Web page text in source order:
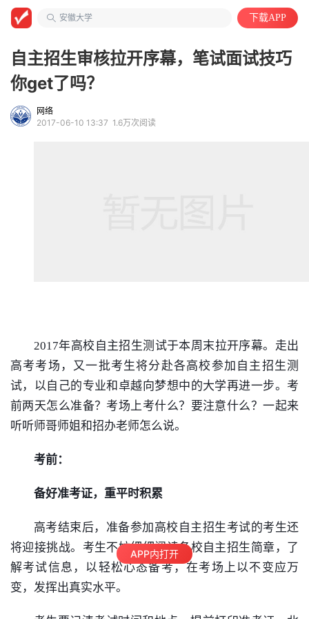
安徽大学
下载APP
自主招生审核拉开序幕，笔试面试技巧
你get了吗？
网络
2017-06-10 13:37 1.6万次阅读
2017年高校自主招生测试于本周末拉开序幕。走出
高考考场，又一批考生将分赴各高校参加自主招生测
试，以自己的专业和卓越向梦想中的大学再进一步。考
前两天怎么准备？考场上考什么？要注意什么？一起来
听听师哥师姐和招办老师怎么说。
考前：
备好准考证，重平时积累
高考结束后，准备参加高校自主招生考试的考生还
将迎接挑战。考生不妨细细阅读各校自主招生简章，了
解考试信息，以轻松心态备考，在考场上以不变应万
变，发挥出真实水平。
APP内打开